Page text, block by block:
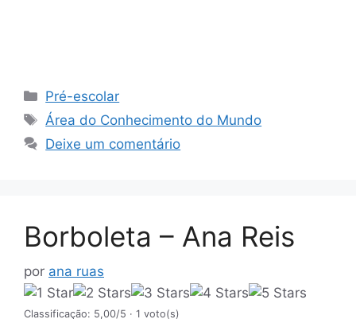
Categorias
Pré-escolar
Etiquetas
Área do Conhecimento do Mundo
Deixe um comentário
Borboleta – Ana Reis
por ana ruas
Classificação: 5,00/5 · 1 voto(s)